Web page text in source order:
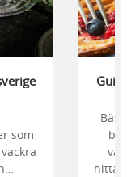
som
hittar